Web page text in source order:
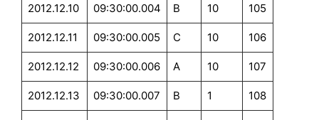
2012.12.10 09:30:00.004 B 10 105
2012.12.11 09:30:00.005 C 10 106
2012.12.12 09:30:00.006 A 10 107
2012.12.13 09:30:00.007 B 1 108